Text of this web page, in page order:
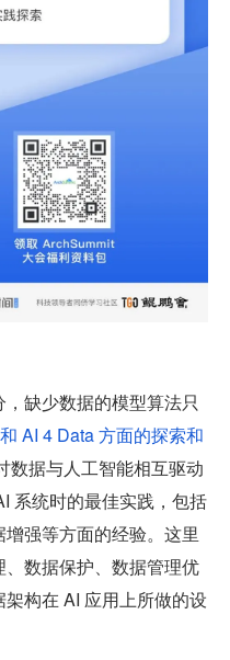
缺少数据的模型算法只
和 AI 4 Data 方面的探索和
数据与人工智能相互驱动
系统时的最佳实践，包括
强等方面的经验。这里
数据保护、数据管理优
构在 AI 应用上所做的设